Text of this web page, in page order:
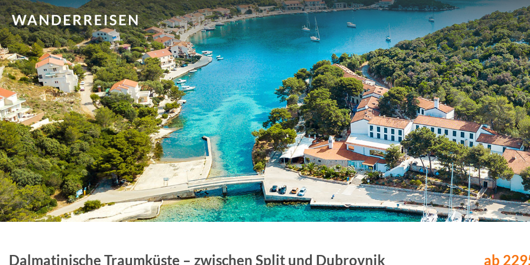
Dalmatinische Traumküste – zwischen Split und Dubrovnik ab